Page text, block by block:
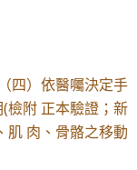
四）依醫囑決定手
檢附 正本驗證；新
肌 肉、骨骼之移動